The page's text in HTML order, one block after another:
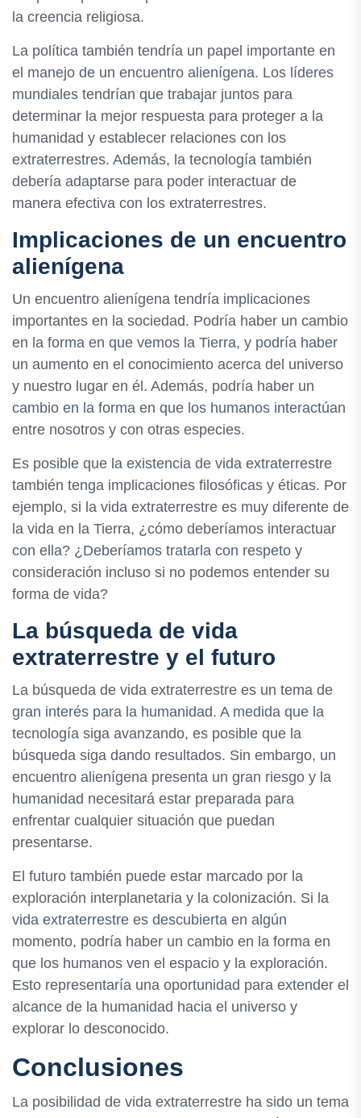
la creencia religiosa.
La política también tendría un papel importante en
el manejo de un encuentro alienígena. Los líderes
mundiales tendrían que trabajar juntos para
determinar la mejor respuesta para proteger a la
humanidad y establecer relaciones con los
extraterrestres. Además, la tecnología también
debería adaptarse para poder interactuar de
manera efectiva con los extraterrestres.
Implicaciones de un encuentro
alienígena
Un encuentro alienígena tendría implicaciones
importantes en la sociedad. Podría haber un cambio
en la forma en que vemos la Tierra, y podría haber
un aumento en el conocimiento acerca del universo
y nuestro lugar en él. Además, podría haber un
cambio en la forma en que los humanos interactúan
entre nosotros y con otras especies.
Es posible que la existencia de vida extraterrestre
también tenga implicaciones filosóficas y éticas. Por
ejemplo, si la vida extraterrestre es muy diferente de
la vida en la Tierra, ¿cómo deberíamos interactuar
con ella? ¿Deberíamos tratarla con respeto y
consideración incluso si no podemos entender su
forma de vida?
La búsqueda de vida
extraterrestre y el futuro
La búsqueda de vida extraterrestre es un tema de
gran interés para la humanidad. A medida que la
tecnología siga avanzando, es posible que la
búsqueda siga dando resultados. Sin embargo, un
encuentro alienígena presenta un gran riesgo y la
humanidad necesitará estar preparada para
enfrentar cualquier situación que puedan
presentarse.
El futuro también puede estar marcado por la
exploración interplanetaria y la colonización. Si la
vida extraterrestre es descubierta en algún
momento, podría haber un cambio en la forma en
que los humanos ven el espacio y la exploración.
Esto representaría una oportunidad para extender el
alcance de la humanidad hacia el universo y
explorar lo desconocido.
Conclusiones
La posibilidad de vida extraterrestre ha sido un tema